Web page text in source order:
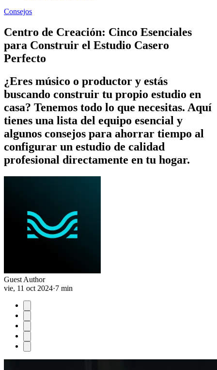
Consejos
Centro de Creación: Cinco Esenciales
para Construir el Estudio Casero
Perfecto
¿Eres músico o productor y estás
buscando construir tu propio estudio en
casa? Tenemos todo lo que necesitas. Aquí
tienes una lista del equipo esencial y
algunos consejos para ahorrar tiempo al
configurar un estudio de calidad
profesional directamente en tu hogar.
Guest Author
vie, 11 oct 2024·7 min